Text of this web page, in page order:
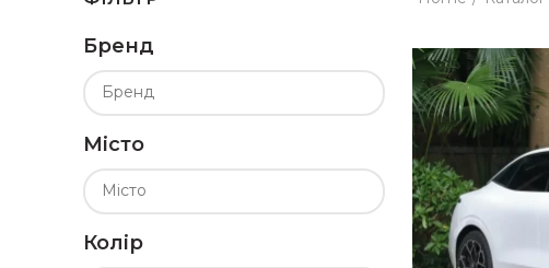
Бренд
Місто
Колір